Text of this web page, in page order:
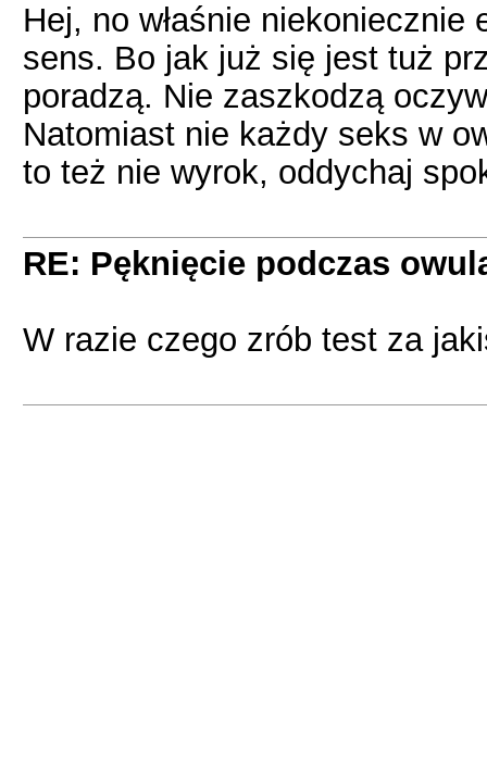
Hej, no właśnie
sens. Bo jak już się jest tuż
poradzą. Nie zaszkodzą
Natomiast nie każdy seks w
to też nie wyrok, oddychaj
RE: Pęknięcie podczas
W razie czego zrób test za